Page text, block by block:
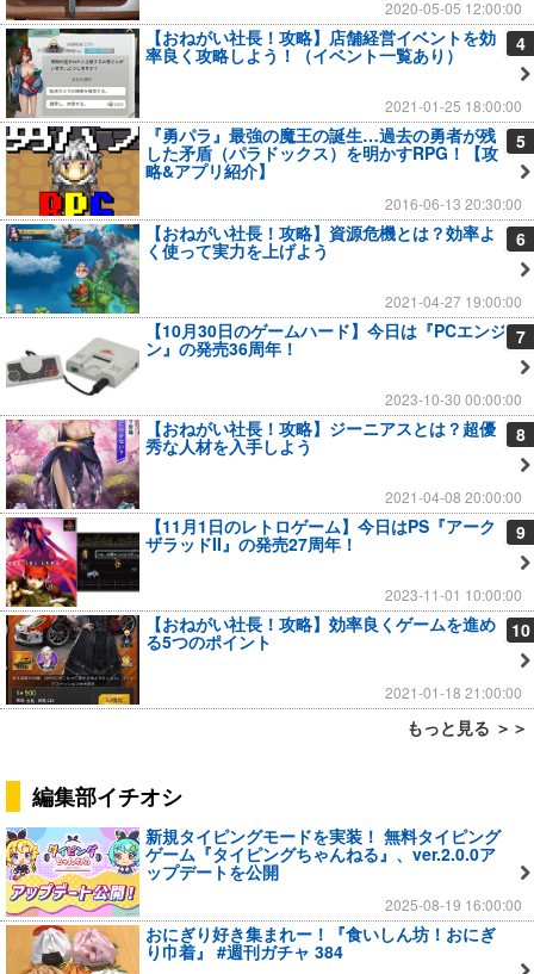
2020-05-05 12:00:00
4
【おねがい社長！攻略】店舗経営イベントを効
率良く攻略しよう！（イベント一覧あり）
2021-01-25 18:00:00
5
『勇パラ』最強の魔王の誕生…過去の勇者が残
した矛盾（パラドックス）を明かすRPG！【攻
略&アプリ紹介】
2016-06-13 20:30:00
6
【おねがい社長！攻略】資源危機とは？効率よ
く使って実力を上げよう
2021-04-27 19:00:00
7
【10月30日のゲームハード】今日は『PCエンジ
ン』の発売36周年！
2023-10-30 00:00:00
8
【おねがい社長！攻略】ジーニアスとは？超優
秀な人材を入手しよう
2021-04-08 20:00:00
9
【11月1日のレトロゲーム】今日はPS『アーク
ザラッドII』の発売27周年！
2023-11-01 10:00:00
10
【おねがい社長！攻略】効率良くゲームを進め
る5つのポイント
2021-01-18 21:00:00
もっと見る ＞＞
編集部イチオシ
新規タイピングモードを実装！ 無料タイピング
ゲーム『タイピングちゃんねる』、ver.2.0.0ア
ップデートを公開
2025-08-19 16:00:00
おにぎり好き集まれー！『食いしん坊！おにぎ
り巾着』 #週刊ガチャ 384